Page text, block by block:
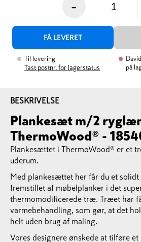
-
FÅ LEVERET
Til levering
Tast postnr. for lagerstatus
på
BESKRIVELSE
Plankesæt m/2
ThermoWood® -
Plankesættet i ThermoWood® er et
uderum.
Med plankesættet her får du et
fremstillet af møbelplanker i det
thermomodificerede træ. Træet har
varmebehandling, som gør, at det
helt uden brug af maling.
Vores designere ønskede at tilføre et